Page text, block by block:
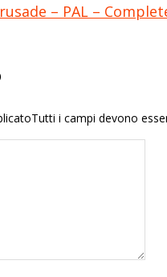
– PAL –
i campi devono